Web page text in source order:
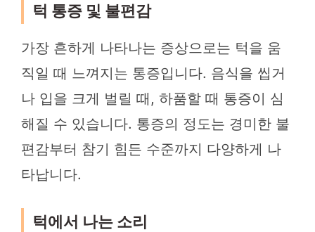
턱 통증 및 불편감
가장 흔하게 나타나는 증상으로는 턱을 움
직일 때 느껴지는 통증입니다. 음식을 씹거
나 입을 크게 벌릴 때, 하품할 때 통증이 심
해질 수 있습니다. 통증의 정도는 경미한 불
편감부터 참기 힘든 수준까지 다양하게 나
타납니다.
턱에서 나는 소리